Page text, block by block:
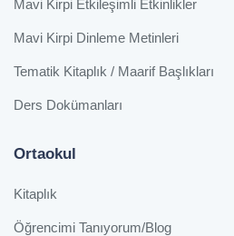
Mavi Kirpi Etkileşimli Etkinlikler
Mavi Kirpi Dinleme Metinleri
Tematik Kitaplık / Maarif Başlıkları
Ders Dokümanları
Ortaokul
Kitaplık
Öğrencimi Tanıyorum/Blog